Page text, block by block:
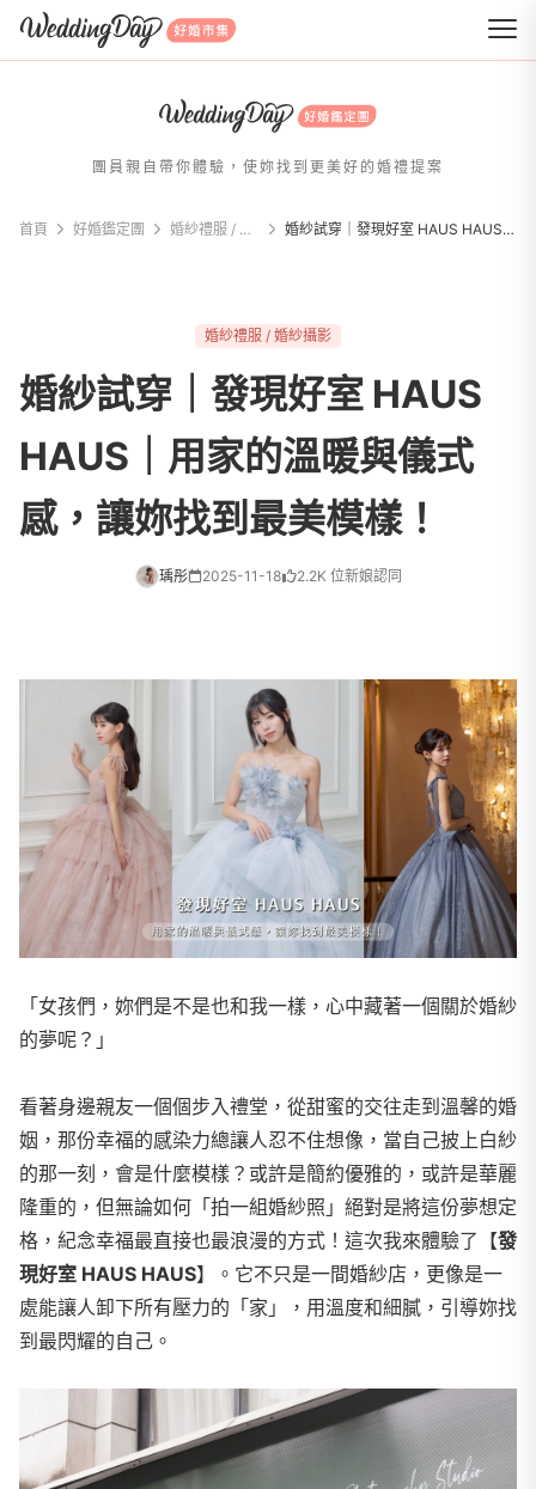
WeddingDay 好婚市集
團員親自帶你體驗，使妳找到更美好的婚禮提案
首頁 好婚鑑定團 婚紗禮服 / 婚紗攝影 婚紗試穿｜發現好室 HAUS HAUS｜用家的溫暖與儀式感，讓妳找到最美模樣！
婚紗禮服 / 婚紗攝影
婚紗試穿｜發現好室 HAUS
HAUS｜用家的溫暖與儀式
感，讓妳找到最美模樣！
瑀彤 2025-11-18 2.2K 位新娘認同
「女孩們，妳們是不是也和我一樣，心中藏著一個關於婚紗
的夢呢？」
看著身邊親友一個個步入禮堂，從甜蜜的交往走到溫馨的婚
姻，那份幸福的感染力總讓人忍不住想像，當自己披上白紗
的那一刻，會是什麼模樣？或許是簡約優雅的，或許是華麗
隆重的，但無論如何「拍一組婚紗照」絕對是將這份夢想定
格，紀念幸福最直接也最浪漫的方式！ 這次我來體驗了【發
現好室 HAUS HAUS】。它不只是一間婚紗店，更像是一
處能讓人卸下所有壓力的「家」，用溫度和細膩，引導妳找
到最閃耀的自己。